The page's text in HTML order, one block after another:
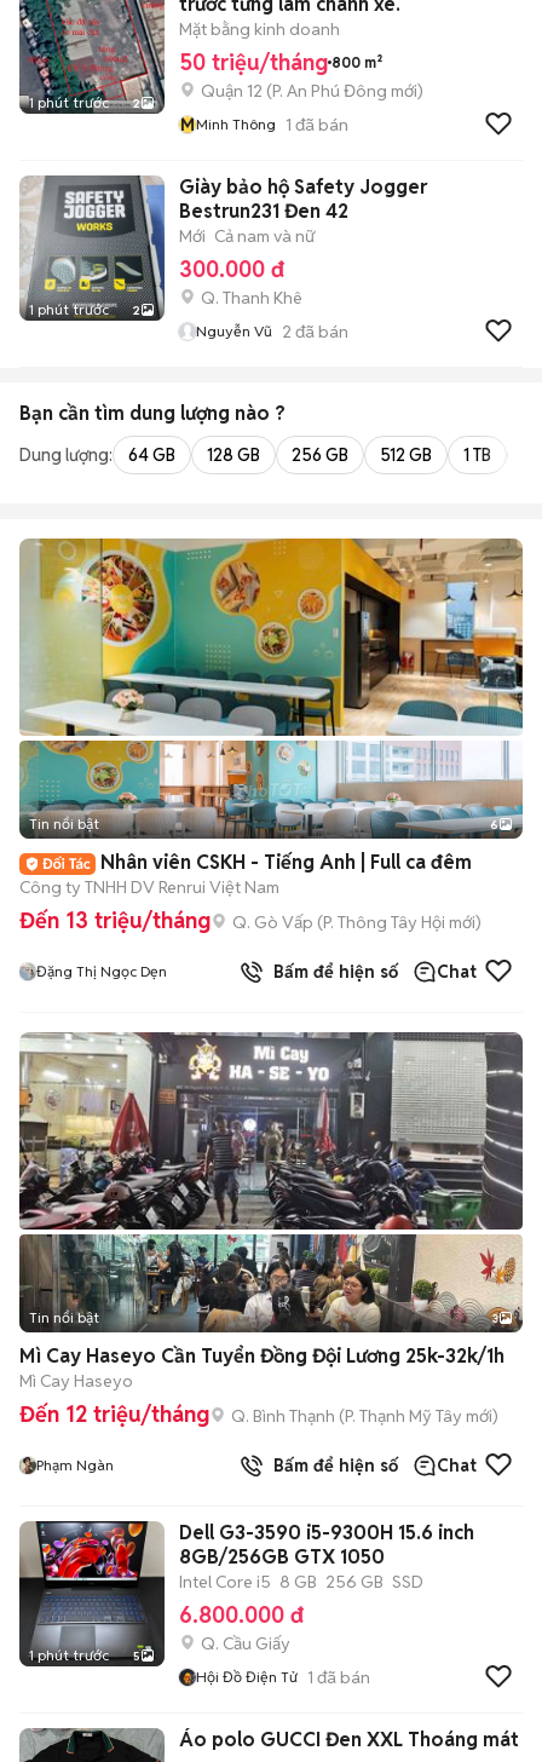
1 phút trước 2
Mặt bằng kinh doanh
50 triệu/tháng 800 m²
Quận 12 (P. An Phú Đông mới)
MMinh Thông 1 đã bán
1 phút trước 2
Giày bảo hộ Safety Jogger
Bestrun231 Đen 42
Mới Cả nam và nữ
300.000 đ
Q. Thanh Khê
Nguyễn Vũ 2 đã bán
Bạn cần tìm dung lượng nào ?
Dung lượng: 64 GB 128 GB 256 GB 512 GB 1 TB
+2
Tin nổi bật 6
Nhân viên CSKH - Tiếng Anh | Full ca đêm
Công ty TNHH DV Renrui Việt Nam
Đến 13 triệu/tháng Q. Gò Vấp (P. Thông Tây Hội mới)
Đặng Thị Ngọc Dẹn Bấm để hiện số Chat
Tin nổi bật 3
Mì Cay Haseyo Cần Tuyển Đồng Đội Lương 25k-32k/1h
Mì Cay Haseyo
Đến 12 triệu/tháng Q. Bình Thạnh (P. Thạnh Mỹ Tây mới)
Phạm Ngàn Bấm để hiện số Chat
1 phút trước 5
Dell G3-3590 i5-9300H 15.6 inch
8GB/256GB GTX 1050
Intel Core i5 8 GB 256 GB SSD
6.800.000 đ
Q. Cầu Giấy
Hội Đồ Điện Tử 1 đã bán
Áo polo GUCCI Đen XXL Thoáng mát